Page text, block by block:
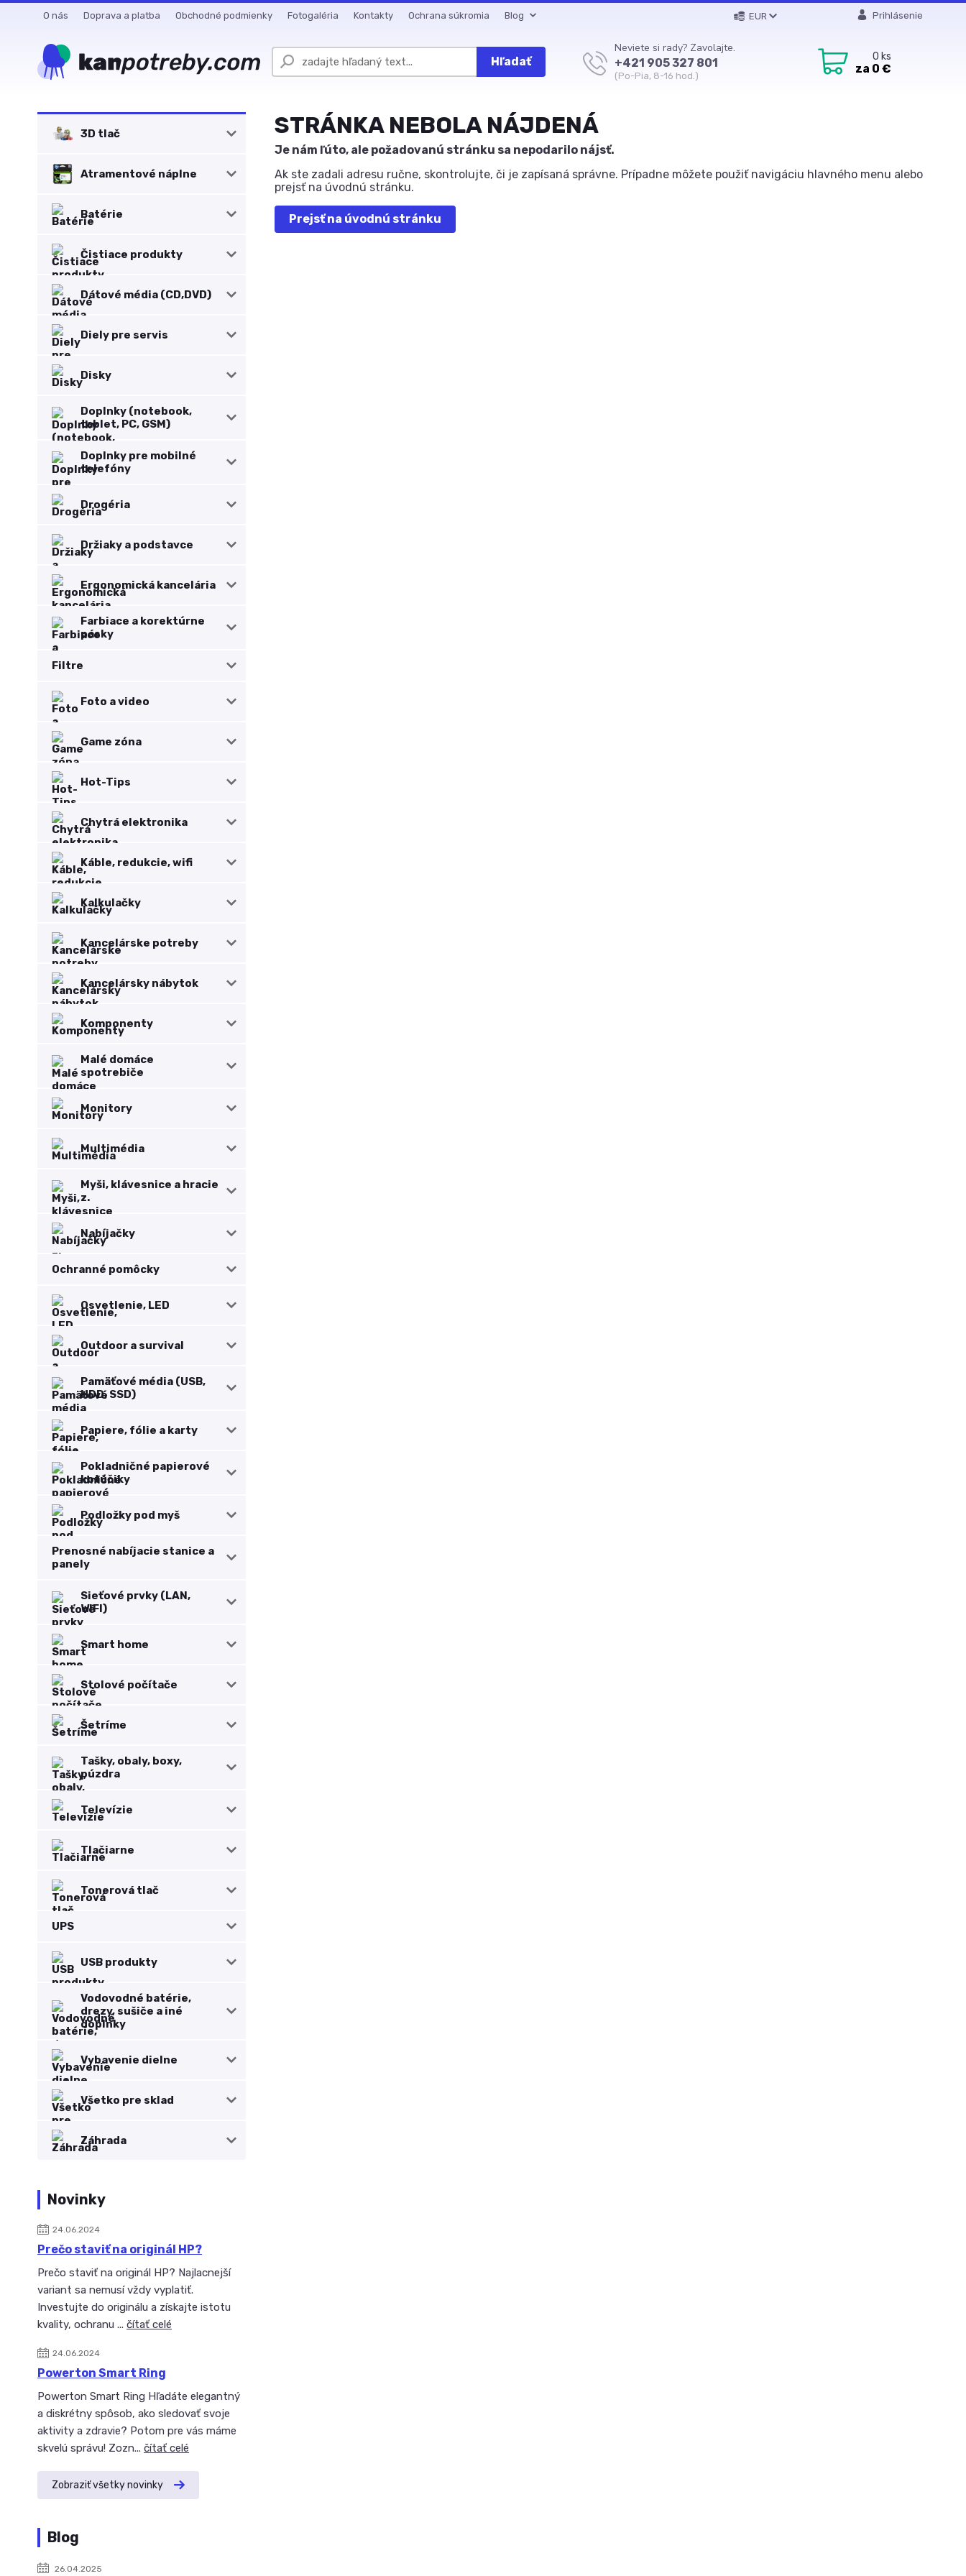
O nás Doprava a platba Obchodné podmienky Fotogaléria Kontakty Ochrana súkromia Blog EUR Prihlásenie
Hľadať
Neviete si rady? Zavolajte.
+421 905 327 801
(Po-Pia, 8-16 hod.)
0 ks
za 0 €
3D tlač
Atramentové náplne
Batérie
Čistiace produkty
Dátové média (CD,DVD)
Diely pre servis
Disky
Doplnky (notebook,
tablet, PC, GSM)
Doplnky pre mobilné
telefóny
Drogéria
Držiaky a podstavce
Ergonomická kancelária
Farbiace a korektúrne
pásky
Filtre
Foto a video
Game zóna
Hot-Tips
Chytrá elektronika
Káble, redukcie, wifi
Kalkulačky
Kancelárske potreby
Kancelársky nábytok
Komponenty
Malé domáce
spotrebiče
Monitory
Multimédia
Myši, klávesnice a hracie
z.
Nabíjačky
Ochranné pomôcky
Osvetlenie, LED
Outdoor a survival
Pamäťové média (USB,
HDD, SSD)
Papiere, fólie a karty
Pokladničné papierové
kotúčiky
Podložky pod myš
Prenosné nabíjacie stanice a
panely
Sieťové prvky (LAN,
WIFI)
Smart home
Stolové počítače
Šetríme
Tašky, obaly, boxy,
púzdra
Televízie
Tlačiarne
Tonerová tlač
UPS
USB produkty
Vodovodné batérie,
drezy, sušiče a iné
doplnky
Vybavenie dielne
Všetko pre sklad
Záhrada
Novinky
24.06.2024
Prečo staviť na originál HP?
Prečo staviť na originál HP? Najlacnejší
variant sa nemusí vždy vyplatiť.
Investujte do originálu a získajte istotu
kvality, ochranu ... čítať celé
24.06.2024
Powerton Smart Ring
Powerton Smart Ring Hľadáte elegantný
a diskrétny spôsob, ako sledovať svoje
aktivity a zdravie? Potom pre vás máme
skvelú správu! Zozn... čítať celé
Zobraziť všetky novinky
Blog
26.04.2025
STRÁNKA NEBOLA NÁJDENÁ
Je nám ľúto, ale požadovanú stránku sa nepodarilo nájsť.
Ak ste zadali adresu ručne, skontrolujte, či je zapísaná správne. Prípadne môžete použiť navigáciu hlavného menu alebo
prejsť na úvodnú stránku.
Prejsť na úvodnú stránku